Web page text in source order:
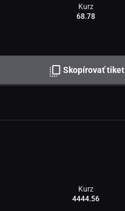
Kurz
68.78
Skopírovať tiket
Kurz
4444.56